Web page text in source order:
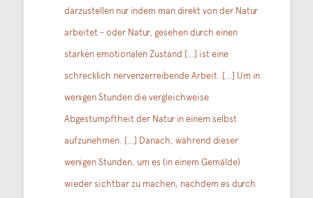
darzustellen nur indem man direkt von der Natur
arbeitet - oder Natur, gesehen durch einen
starken emotionalen Zustand […] ist eine
schrecklich nervenzerreibende Arbeit. […] Um in
wenigen Stunden die vergleichweise
Abgestumpftheit der Natur in einem selbst
aufzunehmen. […] Danach, während dieser
wenigen Stunden, um es (in einem Gemälde)
wieder sichtbar zu machen, nachdem es durch